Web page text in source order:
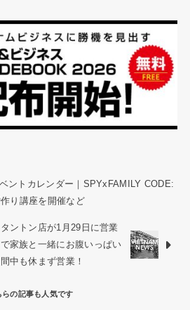
ベントカレンダー｜SPYxFAMILY CODE:
り講座を開催など
ントン店が1月29日に営業
家族と一緒にお腹いっぱい
中も休まず営業！